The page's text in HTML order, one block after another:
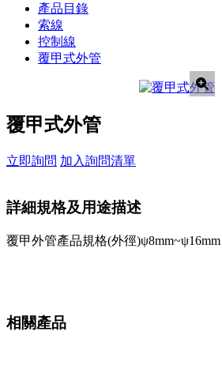
產品目錄
索線
控制線
覆甲式外管
覆甲式外管
立即詢問 加入詢問清單
詳細規格及用途描述
覆甲外管產品規格(外徑)ψ8mm~ψ16mm
相關產品